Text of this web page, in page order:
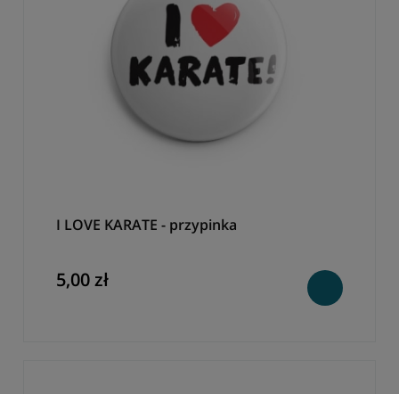
I LOVE KARATE - przypinka
5,00 zł